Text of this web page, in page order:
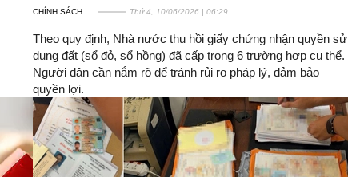
CHÍNH SÁCH Thứ 4, 10/06/2026 | 06:29
Theo quy định, Nhà nước thu hồi giấy chứng nhận quyền sử
dụng đất (sổ đỏ, sổ hồng) đã cấp trong 6 trường hợp cụ thể.
Người dân cần nắm rõ để tránh rủi ro pháp lý, đảm bảo
quyền lợi.